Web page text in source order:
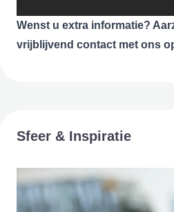
Wenst u extra informatie?
vrijblijvend contact met ons
Sfeer & Inspiratie